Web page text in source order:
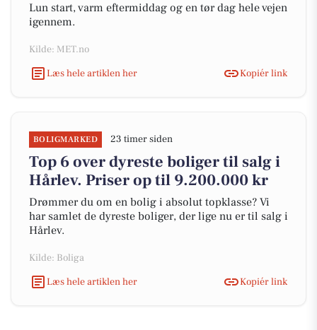
Lun start, varm eftermiddag og en tør dag hele vejen
igennem.
Kilde: MET.no
Læs hele artiklen her
Kopiér link
BOLIGMARKED 23 timer siden
Top 6 over dyreste boliger til salg i
Hårlev. Priser op til 9.200.000 kr
Drømmer du om en bolig i absolut topklasse? Vi
har samlet de dyreste boliger, der lige nu er til salg i
Hårlev.
Kilde: Boliga
Læs hele artiklen her
Kopiér link